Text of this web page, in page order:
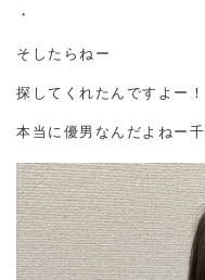
・
そしたらねー
探してくれたんですよー！
本当に優男なんだよねー